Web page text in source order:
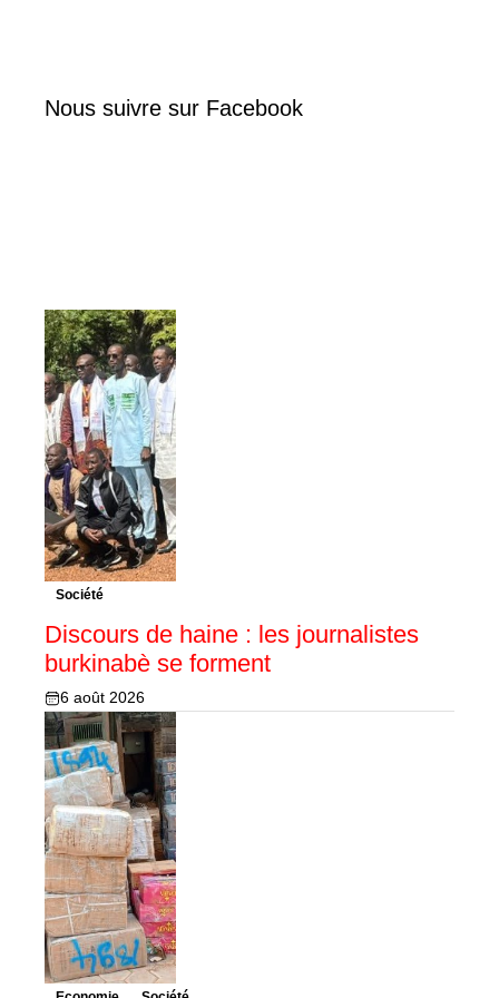
Nous suivre sur Facebook
Société
Discours de haine : les journalistes
burkinabè se forment
6 août 2026